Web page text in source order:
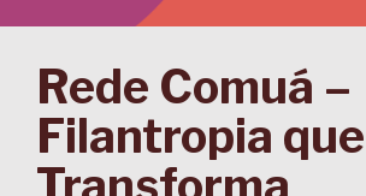
Rede Comuá –
Filantropia que